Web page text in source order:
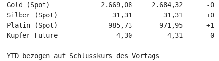
Gold (Spot)             2.669,08     2.684,32      -
Silber (Spot)              31,31        31,31
Platin (Spot)             985,73       971,95
Kupfer-Future               4,30         4,31      -
YTD bezogen auf Schlusskurs des Vortags